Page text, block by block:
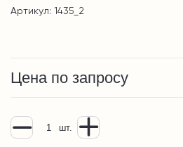
Артикул: 1435_2
Цена по запросу
шт.